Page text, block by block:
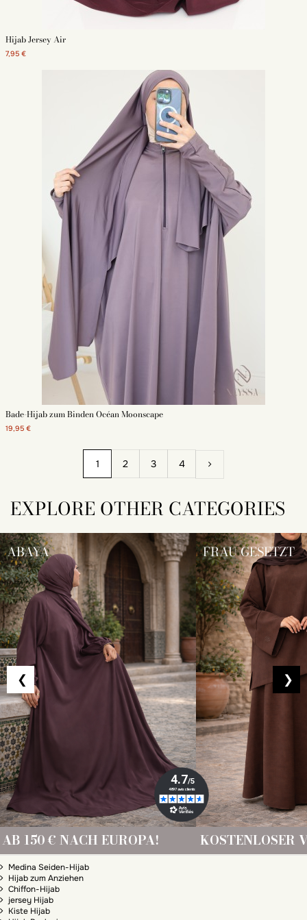
Hijab Jersey Air
7,95 €
Bade-Hijab zum Binden Océan Moonscape
19,95 €
1 2 3 4
EXPLORE OTHER CATEGORIES
ABAYA FRAU GESETZT
❮ ❯
KOSTENLOSER VERSAND AB 150 €
Hijab billige Mode verschleierte Frau
Medina Seiden-Hijab
Hijab zum Anziehen
Chiffon-Hijab
jersey Hijab
Kiste Hijab